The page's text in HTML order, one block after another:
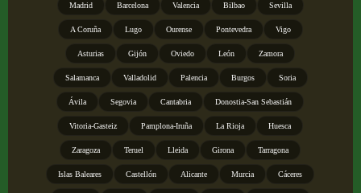
Madrid Barcelona Valencia Bilbao Sevilla
A Coruña Lugo Ourense Pontevedra Vigo
Asturias Gijón Oviedo León Zamora
Salamanca Valladolid Palencia Burgos Soria
Ávila Segovia Cantabria Donostia-San Sebastián
Vitoria-Gasteiz Pamplona-Iruña La Rioja Huesca
Zaragoza Teruel Lleida Girona Tarragona
Islas Baleares Castellón Alicante Murcia Cáceres